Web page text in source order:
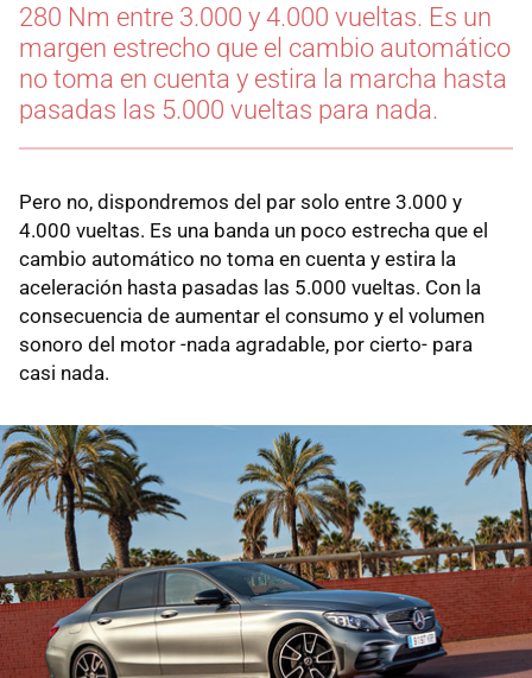
280 Nm entre 3.000 y 4.000 vueltas. Es un
margen estrecho que el cambio automático
no toma en cuenta y estira la marcha hasta
pasadas las 5.000 vueltas para nada.
Pero no, dispondremos del par solo entre 3.000 y
4.000 vueltas. Es una banda un poco estrecha que el
cambio automático no toma en cuenta y estira la
aceleración hasta pasadas las 5.000 vueltas. Con la
consecuencia de aumentar el consumo y el volumen
sonoro del motor -nada agradable, por cierto- para
casi nada.